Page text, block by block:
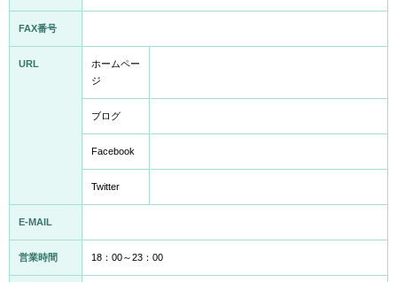
FAX番号
URL
ホームペー
ジ
ブログ
Facebook
Twitter
E-MAIL
営業時間 18：00～23：00